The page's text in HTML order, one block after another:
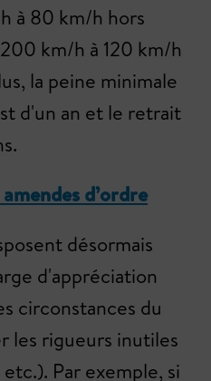
à 80 km/h hors
km/h à 120 km/h
la peine minimale
d'un an et le retrait
d’ordre
désormais
d'appréciation
circonstances du
les rigueurs inutiles
Par exemple, si